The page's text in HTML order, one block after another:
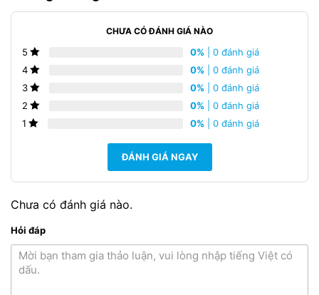
CHƯA CÓ ĐÁNH GIÁ NÀO
5 0% | 0 đánh giá
4
0% | 0 đánh giá
3
0% | 0 đánh giá
2
0% | 0 đánh giá
1
0% | 0 đánh giá
ĐÁNH GIÁ NGAY
Chưa có đánh giá nào.
Hỏi đáp